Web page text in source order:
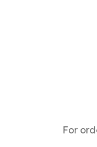
For